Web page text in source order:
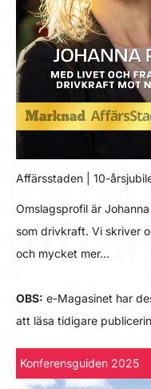
Affärsstaden | 10-
Omslagsprofil är
som drivkraft. Vi skriver
och mycket mer…
OBS: e-Magasinet har
att läsa tidigare
Konferensguiden 2025